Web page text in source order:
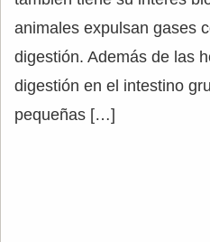
animales expulsan gases
digestión. Además de las
digestión en el intestino
pequeñas […]